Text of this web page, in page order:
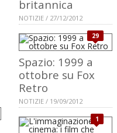
britannica
NOTIZIE / 27/12/2012
29
Spazio: 1999 a
ottobre su Fox
Retro
NOTIZIE / 19/09/2012
1